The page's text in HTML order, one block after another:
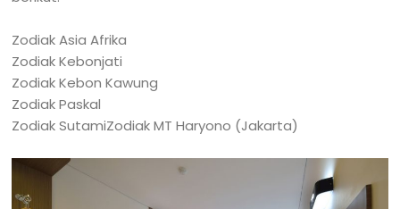
Zodiak Asia Afrika
Zodiak Kebonjati
Zodiak Kebon Kawung
Zodiak Paskal
Zodiak SutamiZodiak MT Haryono (Jakarta)